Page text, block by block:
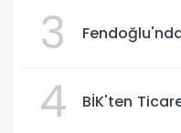
3
4 BİK'ten